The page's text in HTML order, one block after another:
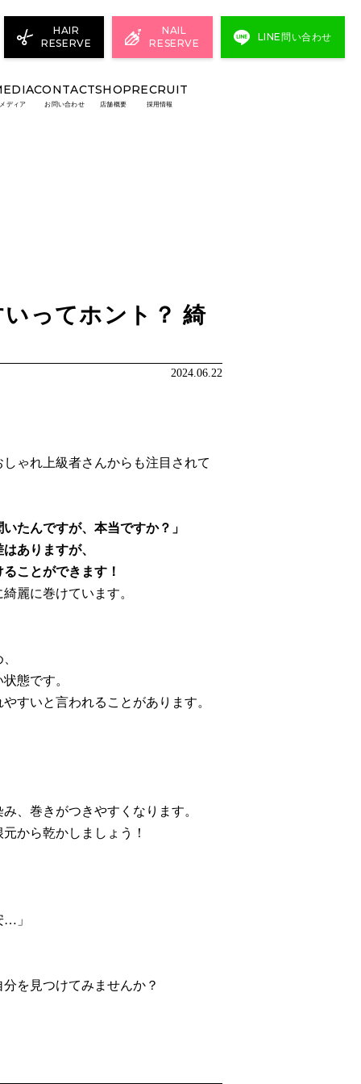
HAIR
RESERVE
NAIL
RESERVE
LINE問い合わせ
メディア
CONTACT
お問い合わせ
SHOP
店舗概要
RECRUIT
採用情報
いってホント？ 綺
2024.06.22
ゃれ上級者さんからも注目されて
たんですが、本当ですか？」
ありますが、
ことができます！
麗に巻けています。
態です。
すいと言われることがあります。
、巻きがつきやすくなります。
から乾かしましょう！
…」
を見つけてみませんか？